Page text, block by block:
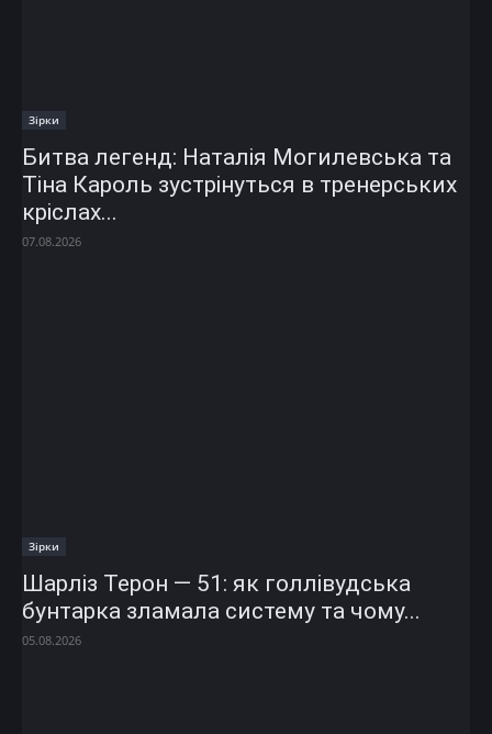
Зірки
Битва легенд: Наталія Могилевська та
Тіна Кароль зустрінуться в тренерських
кріслах...
07.08.2026
Зірки
Шарліз Терон — 51: як голлівудська
бунтарка зламала систему та чому...
05.08.2026